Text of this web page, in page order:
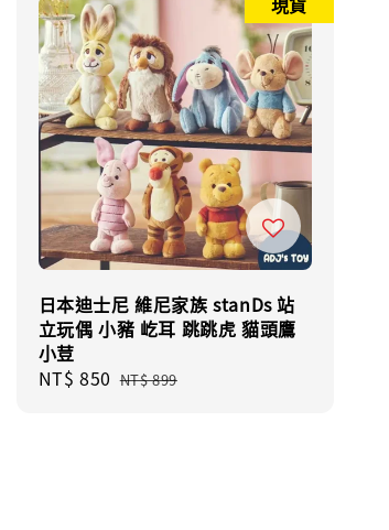
日本迪士尼 維尼家族 stanDs 站
立玩偶 小豬 屹耳 跳跳虎 貓頭鷹
小荳
Sale
NT$ 850 Regular
NT$ 899